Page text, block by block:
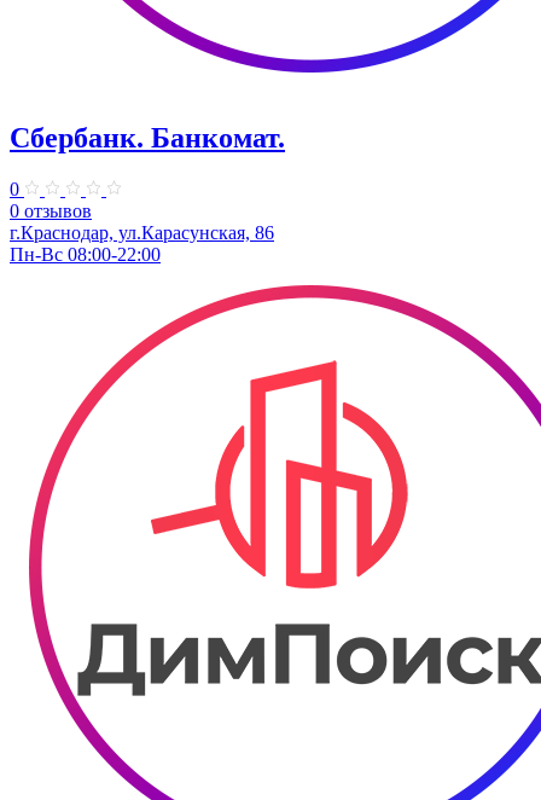
Сбербанк. Банкомат.
0
0 отзывов
г.Краснодар, ул.​​Карасунская, 86
Пн-Вс 08:00-22:00